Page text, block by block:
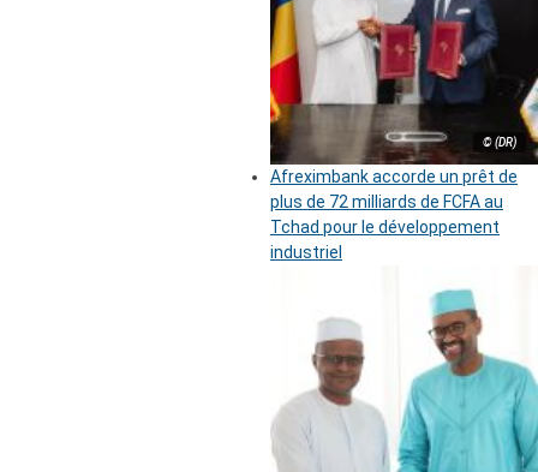
© (DR)
Afreximbank accorde un prêt de
plus de 72 milliards de FCFA au
Tchad pour le développement
industriel